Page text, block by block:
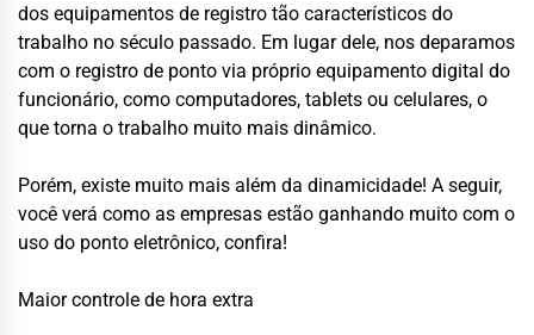
dos equipamentos de registro tão característicos do
trabalho no século passado. Em lugar dele, nos deparamos
com o registro de ponto via próprio equipamento digital do
funcionário, como computadores, tablets ou celulares, o
que torna o trabalho muito mais dinâmico.
Porém, existe muito mais além da dinamicidade! A seguir,
você verá como as empresas estão ganhando muito com o
uso do ponto eletrônico, confira!
Maior controle de hora extra